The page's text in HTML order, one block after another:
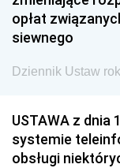
opłat
siewnego
Dziennik Ustaw
USTAWA z dnia
systemie
obsługi